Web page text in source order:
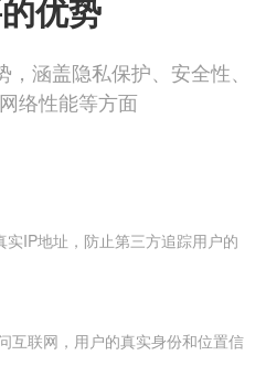
优势
涵盖隐私保护、安全性、
络性能等方面
实IP地址，防止第三方追踪用户的
互联网，用户的真实身份和位置信